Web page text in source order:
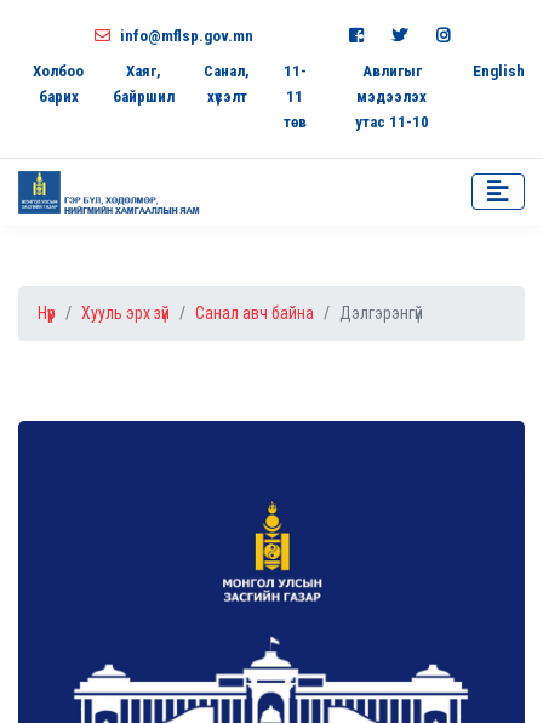
info@mflsp.gov.mn
Холбоо
барих
Хаяг,
байршил
Санал,
хүсэлт
11-
11
төв
Авлигыг
мэдээлэх
утас 11-10
English
Нүүр Хууль эрх зүй Санал авч байна Дэлгэрэнгүй